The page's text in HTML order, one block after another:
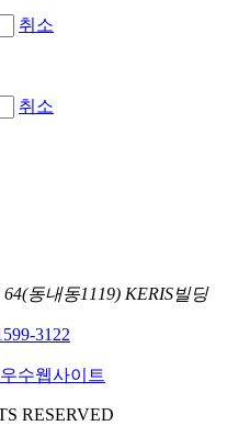
취소
취소
동내동1119) KERIS빌딩
3122
RESERVED